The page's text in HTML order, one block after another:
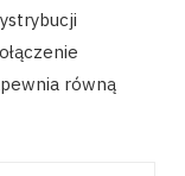
równą